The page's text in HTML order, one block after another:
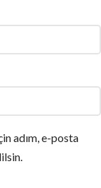
adım, e-posta